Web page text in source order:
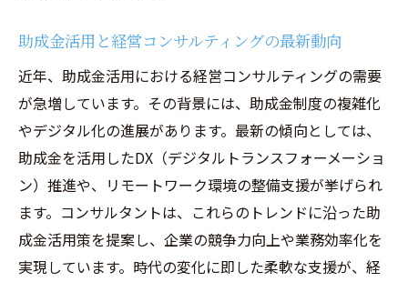
ット
経営コンサルによる業務改善助成金の最適
活用法
専門家が語る助成金と経営コンサルティン
グの相乗効果
経営コンサルティングで得られる助成金活
用の成功例
助成金活用時に頼れる経営コンサル選びの
ポイント
助成金活用と経営コンサルティングの最新動向
近年、助成金活用における経営コンサルティングの需要
が急増しています。その背景には、助成金制度の複雑化
やデジタル化の進展があります。最新の傾向としては、
助成金を活用したDX（デジタルトランスフォーメーショ
ン）推進や、リモートワーク環境の整備支援が挙げられ
ます。コンサルタントは、これらのトレンドに沿った助
成金活用策を提案し、企業の競争力向上や業務効率化を
実現しています。時代の変化に即した柔軟な支援が、経